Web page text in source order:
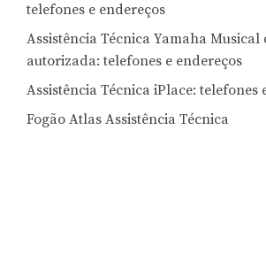
telefones e endereços
Assistência Técnica Yamaha Musical
autorizada: telefones e endereços
Assistência Técnica iPlace: telefones
Fogão Atlas Assistência Técnica